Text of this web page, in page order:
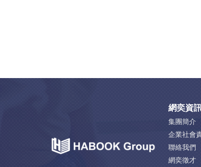
網奕資
集團簡介
企業社會
聯絡我們
網奕徵才